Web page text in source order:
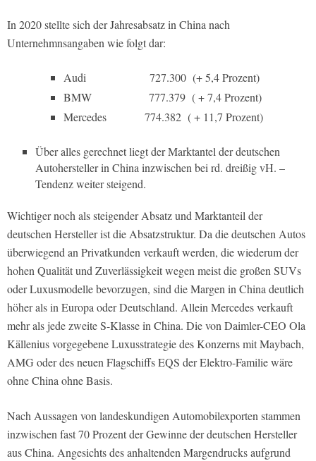
In 2020 stellte sich der Jahresabsatz in China nach
Unternehmnsangaben wie folgt dar:
Audi 727.300 (+ 5,4 Prozent)
BMW
777.379 ( + 7,4 Prozent)
Mercedes
774.382 ( + 11,7 Prozent)
Über alles gerechnet liegt der Marktantel der deutschen
Autohersteller in China inzwischen bei rd. dreißig vH. –
Tendenz weiter steigend.
Wichtiger noch als steigender Absatz und Marktanteil der
deutschen Hersteller ist die Absatzstruktur. Da die deutschen Autos
überwiegend an Privatkunden verkauft werden, die wiederum der
hohen Qualität und Zuverlässigkeit wegen meist die großen SUVs
oder Luxusmodelle bevorzugen, sind die Margen in China deutlich
höher als in Europa oder Deutschland. Allein Mercedes verkauft
mehr als jede zweite S-Klasse in China. Die von Daimler-CEO Ola
Källenius vorgegebene Luxusstrategie des Konzerns mit Maybach,
AMG oder des neuen Flagschiffs EQS der Elektro-Familie wäre
ohne China ohne Basis.
Nach Aussagen von landeskundigen Automobilexporten stammen
inzwischen fast 70 Prozent der Gewinne der deutschen Hersteller
aus China. Angesichts des anhaltenden Margendrucks aufgrund